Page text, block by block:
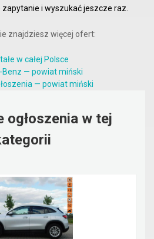
i wyszukać jeszcze raz.
znajdziesz więcej ofert:
w całej Polsce
Benz — powiat miński
— powiat miński
ogłoszenia w tej